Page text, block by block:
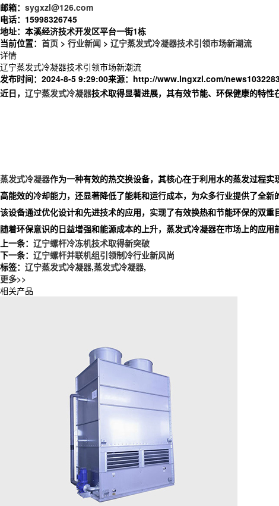
邮箱： sygxzl@126.com
电话： 15998326745
地址： 本溪经济技术开发区平台一街1栋
当前位置： 首页 > 行业新闻 > 辽宁蒸发式冷凝器技术引领市场新潮流
详情
辽宁蒸发式冷凝器技术引领市场新潮流
发布时间：2024-8-5 9:29:00来源： http://www.lngxzl.com/
近日， 辽宁蒸发式冷凝器技术取得显著进展，其有效节能、环保健康的特性
蒸发式冷凝器作为一种有效的热交换设备，其核心在于利用水的蒸发过程
高能效的冷却能力，还显著降低了能耗和运行成本，为众多行业提供了全
该设备通过优化设计和先进技术的应用，实现了有效换热和节能环保的双重
随着环保意识的日益增强和能源成本的上升，蒸发式冷凝器在市场上的应
上一条： 辽宁螺杆冷冻机技术取得新突破
下一条： 辽宁螺杆并联机组引领制冷行业新风尚
标签： 辽宁蒸发式冷凝器,蒸发式冷凝器,
更多>>
相关产品